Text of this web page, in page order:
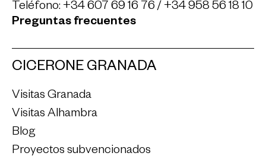
Teléfono: +34 607 69 16 76/ +34 958 56 18 10
Preguntas frecuentes
CICERONE GRANADA
Visitas Granada
Visitas Alhambra
Blog
Proyectos subvencionados